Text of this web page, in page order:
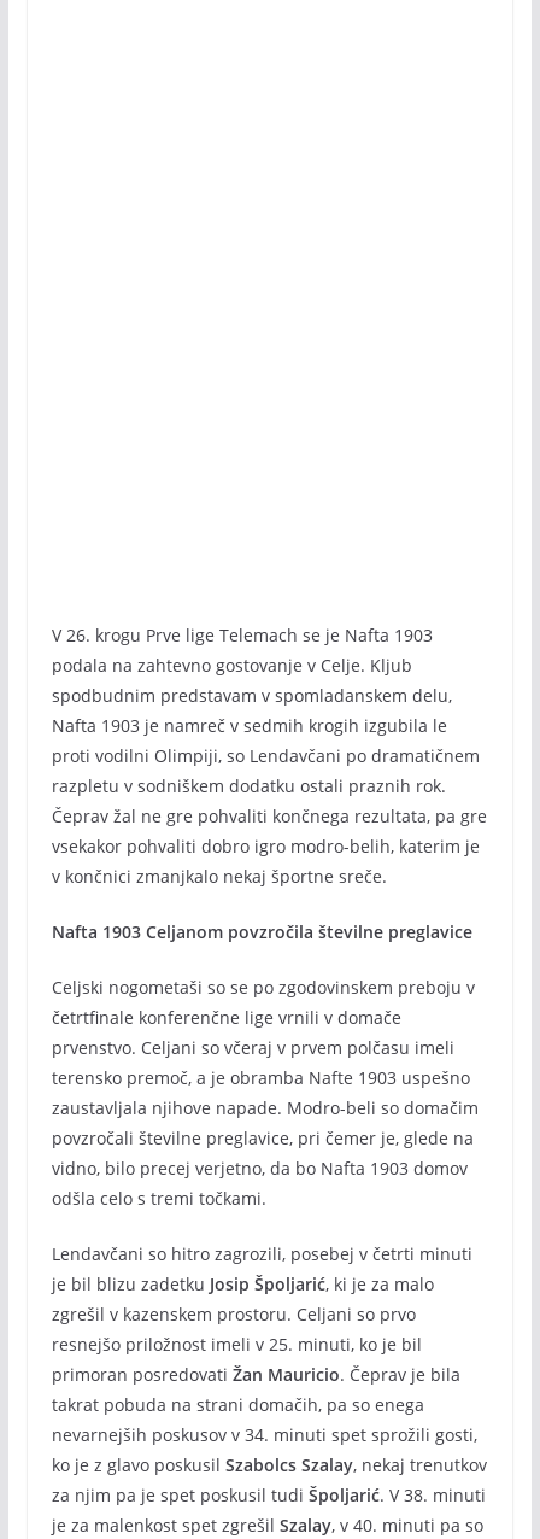
V 26. krogu Prve lige Telemach se je Nafta 1903
podala na zahtevno gostovanje v Celje. Kljub
spodbudnim predstavam v spomladanskem delu,
Nafta 1903 je namreč v sedmih krogih izgubila le
proti vodilni Olimpiji, so Lendavčani po dramatičnem
razpletu v sodniškem dodatku ostali praznih rok.
Čeprav žal ne gre pohvaliti končnega rezultata, pa gre
vsekakor pohvaliti dobro igro modro-belih, katerim je
v končnici zmanjkalo nekaj športne sreče.
Nafta 1903 Celjanom povzročila številne preglavice
Celjski nogometaši so se po zgodovinskem preboju v
četrtfinale konferenčne lige vrnili v domače
prvenstvo. Celjani so včeraj v prvem polčasu imeli
terensko premoč, a je obramba Nafte 1903 uspešno
zaustavljala njihove napade. Modro-beli so domačim
povzročali številne preglavice, pri čemer je, glede na
vidno, bilo precej verjetno, da bo Nafta 1903 domov
odšla celo s tremi točkami.
Lendavčani so hitro zagrozili, posebej v četrti minuti
je bil blizu zadetku Josip Špoljarić, ki je za malo
zgrešil v kazenskem prostoru. Celjani so prvo
resnejšo priložnost imeli v 25. minuti, ko je bil
primoran posredovati Žan Mauricio. Čeprav je bila
takrat pobuda na strani domačih, pa so enega
nevarnejših poskusov v 34. minuti spet sprožili gosti,
ko je z glavo poskusil Szabolcs Szalay, nekaj trenutkov
za njim pa je spet poskusil tudi Špoljarić. V 38. minuti
je za malenkost spet zgrešil Szalay, v 40. minuti pa so